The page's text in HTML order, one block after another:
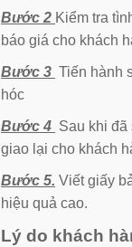
Bước 2 Kiểm tra
báo giá cho khách
Bước 3 Tiến hành
hóc
Bước 4 Sau khi đã
giao lại cho khách
Bước 5. Viết giấy
hiệu quả cao.
Lý do khách